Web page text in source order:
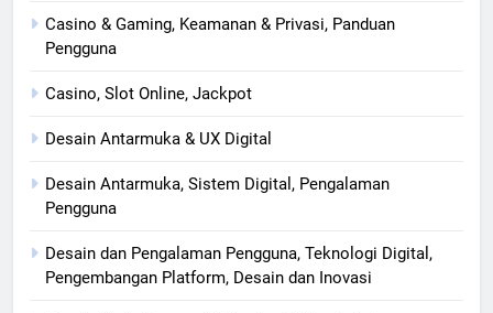
Casino & Gaming, Keamanan & Privasi, Panduan
Pengguna
Casino, Slot Online, Jackpot
Desain Antarmuka & UX Digital
Desain Antarmuka, Sistem Digital, Pengalaman
Pengguna
Desain dan Pengalaman Pengguna, Teknologi Digital,
Pengembangan Platform, Desain dan Inovasi